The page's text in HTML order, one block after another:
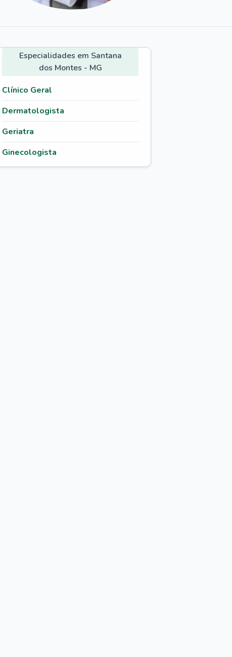
Especialidades em Santana
dos Montes - MG
Clínico Geral
Dermatologista
Geriatra
Ginecologista